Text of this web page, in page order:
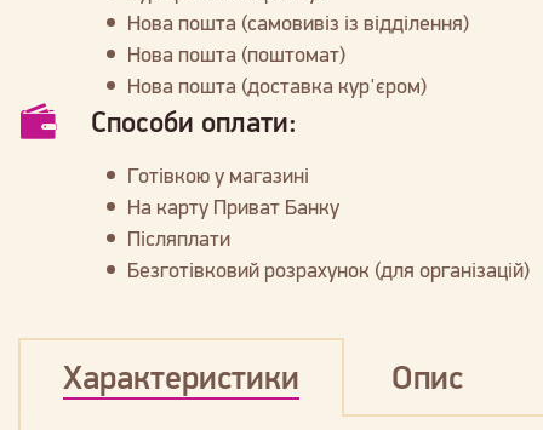
Нова пошта (самовивіз із відділення)
Нова пошта (поштомат)
Нова пошта (доставка кур'єром)
Способи оплати:
Готівкою у магазині
На карту Приват Банку
Післяплати
Безготівковий розрахунок (для організацій)
Характеристики Опис